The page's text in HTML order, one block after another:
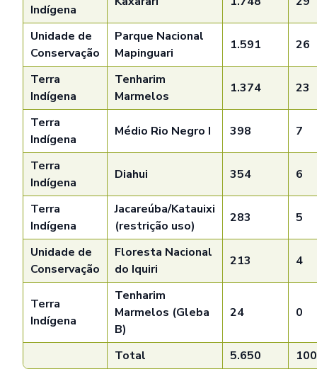
Indígena
Unidade de
Conservação
Parque Nacional
Mapinguari
1.591 26
Terra
Indígena
Tenharim
Marmelos
1.374 23
Terra
Indígena
Médio Rio Negro I 398 7
Terra
Indígena
Diahui 354 6
Terra
Indígena
Jacareúba/Katauixi
(restrição uso)
283 5
Unidade de
Conservação
Floresta Nacional
do Iquiri
213 4
Terra
Indígena
Tenharim
Marmelos (Gleba
B)
24 0
Total 5.650 100